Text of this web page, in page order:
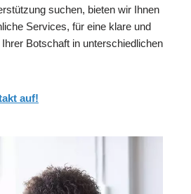
suchen, bieten wir Ihnen
Services, für eine klare und
Botschaft in unterschiedlichen
auf!